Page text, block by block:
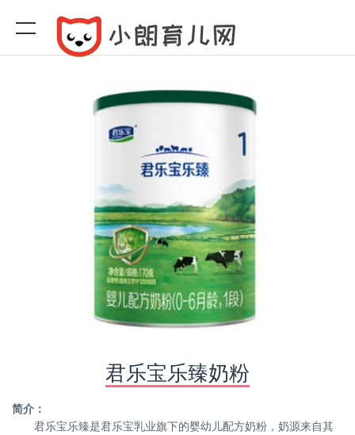
君乐宝乐臻奶粉
简介：
君乐宝乐臻是君乐宝乳业旗下的婴幼儿配方奶粉，奶源来自其